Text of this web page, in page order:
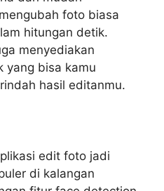
foto biasa
hitungan detik.
menyediakan
yang bisa kamu
hasil editanmu.
edit foto jadi
di kalangan